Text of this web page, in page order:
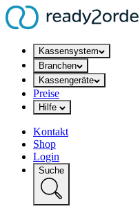
Kassensystem
Branchen
Kassengeräte
Preise
Hilfe
Kontakt
Shop
Login
Suche